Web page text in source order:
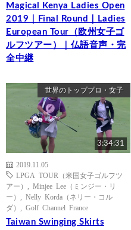
Magical Kenya Ladies Open
2019｜Final Round｜Ladies
European Tour（欧州女子ゴ
ルフツアー）｜仏語音声・完
全中継
世界のトッププロ・女子
3:34:31
2019.11.05
LPGA TOUR（米国女子ゴルフツ
アー）
Minjee Lee（ミンジー・リ
ー）
Nelly Korda（ネリー・コル
ダ）
Golf Channel France
Taiwan Swinging Skirts